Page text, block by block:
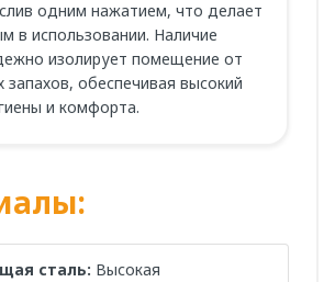
одним нажатием, что делает
в использовании. Наличие
изолирует помещение от
запахов, обеспечивая высокий
и комфорта.
сталь: Высокая